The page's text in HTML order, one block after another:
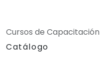
Cursos de Capacitación
Catálogo